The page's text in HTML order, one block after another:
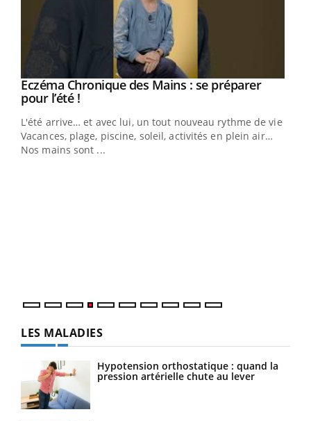
Youtube
Eczéma Chronique des Mains : se préparer
pour l’été !Youtube
L'été arrive… et avec lui, un tout nouveau rythme de vie !
Vacances, plage, piscine, soleil, activités en plein air…
Nos mains sont ...
LES MALADIES
Hypotension orthostatique : quand la
pression artérielle chute au lever